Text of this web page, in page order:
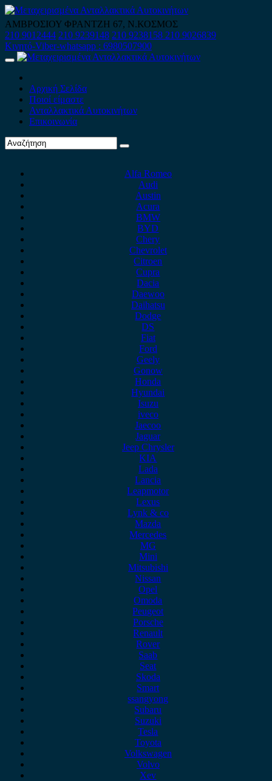
Skip
to
content
ΑΜΒΡΟΣΙΟΥ ΦΡΑΝΤΖΗ 67, Ν.ΚΟΣΜΟΣ
210 9012444 210 9239148 210 9238158 210 9026839
Κινητό-Viber-whatsapp : 6980507900
Primary
Αρχική Σελίδα
Ποιοί είμαστε
Ανταλλακτικά Αυτοκινήτων
Επικοινωνία
Alfa Romeo
Audi
Austin
Acura
BMW
BYD
Chery
Chevrolet
Citroen
Cupra
Dacia
Daewoo
Daihatsu
Dodge
DS
Fiat
Ford
Geely
Gonow
Honda
Hyundai
Isuzu
iveco
Jaecoo
Jaguar
Jeep Chrysler
KIA
Lada
Lancia
Leapmotor
Lexus
Lynk & co
Mazda
Mercedes
MG
Mini
Mitsubishi
Nissan
Opel
Omoda
Peugeot
Porsche
Renault
Rover
Saab
Seat
Skoda
Smart
ssangyong
Subaru
Suzuki
Tesla
Toyota
Volkswagen
Volvo
Xev